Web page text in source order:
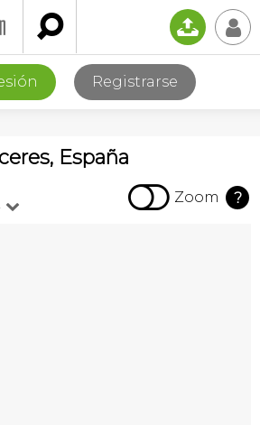
 📤 👤
Registrarse
España
  Zoom ?